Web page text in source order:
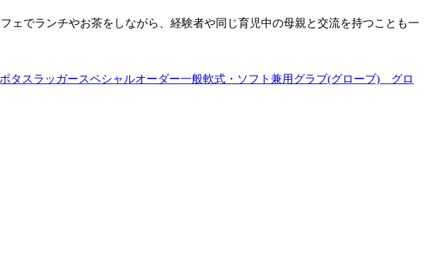
でランチやお茶をしながら、経験者や同じ育児中の母親と交流を持つことも一
タスラッガースペシャルオーダー一般軟式・ソフト兼用グラブ(グローブ) グロ